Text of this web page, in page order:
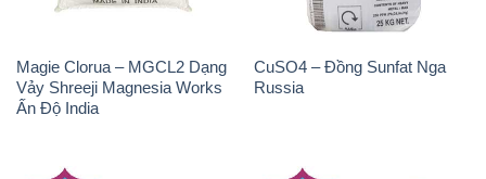
Magie Clorua – MGCL2 Dạng
Vảy Shreeji Magnesia Works
Ấn Độ India
CuSO4 – Đồng Sunfat Nga
Russia